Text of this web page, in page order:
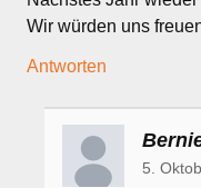
Wir würden uns
Antworten
5.